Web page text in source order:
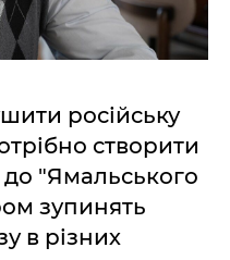
російську
створити
до "Ямальського
зупинять
в різних